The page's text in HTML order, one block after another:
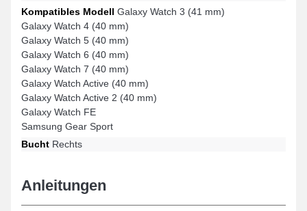
Kompatibles Modell Galaxy Watch 3 (41 mm)
Galaxy Watch 4 (40 mm)
Galaxy Watch 5 (40 mm)
Galaxy Watch 6 (40 mm)
Galaxy Watch 7 (40 mm)
Galaxy Watch Active (40 mm)
Galaxy Watch Active 2 (40 mm)
Galaxy Watch FE
Samsung Gear Sport
Bucht Rechts
Anleitungen